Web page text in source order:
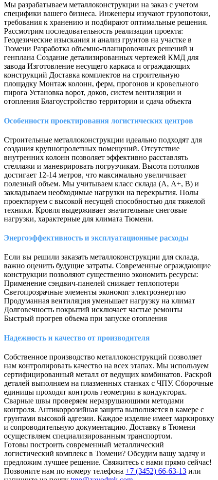
Мы разрабатываем металлоконструкции на заказ с учетом
специфики вашего бизнеса. Инженеры изучают грузопотоки,
требования к хранению и подбирают оптимальные решения.
Рассмотрим последовательность реализации проекта:
Геодезические изыскания и анализ грунтов на участке в
Тюмени Разработка объемно-планировочных решений и
генплана Создание детализированных чертежей КМД для
завода Изготовление несущего каркаса и ограждающих
конструкций Доставка комплектов на строительную
площадку Монтаж колонн, ферм, прогонов и кровельного
пирога Установка ворот, доков, систем вентиляции и
отопления Благоустройство территории и сдача объекта
Особенности проектирования логистических центров
Строительные металлоконструкции идеально подходят для
создания крупнопролетных помещений. Отсутствие
внутренних колонн позволяет эффективно расставлять
стеллажи и маневрировать погрузчикам. Высота потолков
достигает 12-14 метров, что максимально увеличивает
полезный объем. Мы учитываем класс склада (А, А+, В) и
закладываем необходимые нагрузки на перекрытия. Полы
проектируем с высокой несущей способностью для тяжелой
техники. Кровля выдерживает значительные снеговые
нагрузки, характерные для климата Тюмени.
Энергоэффективность и эксплуатационные расходы
Если вы решили заказать металлоконструкции для склада,
важно оценить будущие затраты. Современные ограждающие
конструкции позволяют существенно экономить ресурсы:
Применение сэндвич-панелей снижает теплопотери
Светопрозрачные элементы экономят электроэнергию
Продуманная вентиляция уменьшает нагрузку на климат
Долговечность покрытий исключает частые ремонты
Быстрый прогрев объема при запуске отопления
Надежность и качество от производителя
Собственное производство металлоконструкций позволяет
нам контролировать качество на всех этапах. Мы используем
сертифицированный металл от ведущих комбинатов. Раскрой
деталей выполняем на плазменных станках с ЧПУ. Сборочные
единицы проходят контроль геометрии в кондукторах.
Сварные швы проверяем неразрушающими методами
контроля. Антикоррозийная защита выполняется в камере с
грунтами высокой адгезии. Каждое изделие имеет маркировку
и сопроводительную документацию. Доставку в Тюмени
осуществляем специализированным транспортом.
Готовы построить современный металлический
логистический комплекс в Тюмени? Обсудим вашу задачу и
предложим лучшее решение. Свяжитесь с нами прямо сейчас!
Позвоните нам по номеру телефона +7 (3452) 66-63-13 или